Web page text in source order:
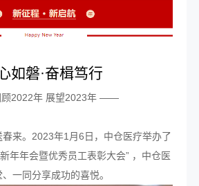
如磐·奋楫笃行
2022年 展望2023年 ——
来。2023年1月6日，中仓医疗举办了
年年会暨优秀员工表彰大会” ，中仓医
一同分享成功的喜悦。